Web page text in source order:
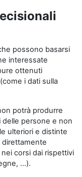
possono basarsi
interessate
ottenuti
i dati sulla
potrà produrre
persone e non
ulteriori e distinte
direttamente
corsi dai rispettivi
…).